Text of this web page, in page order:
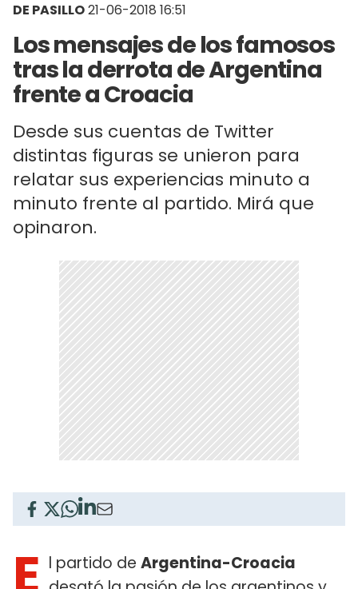
DE PASILLO21-06-2018 16:51
Los mensajes de los famosos
tras la derrota de Argentina
frente a Croacia
Desde sus cuentas de Twitter
distintas figuras se unieron para
relatar sus experiencias minuto a
minuto frente al partido. Mirá que
opinaron.
l partido de Argentina-Croacia